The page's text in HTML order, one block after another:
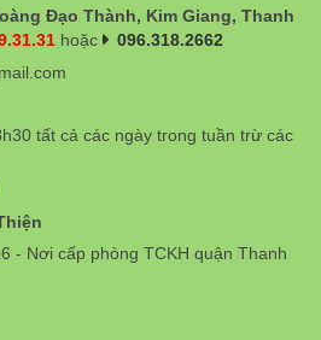
Đạo Thành, Kim Giang, Thanh
hoặc
096.318.2662
tất cả các ngày trong tuần trừ các
- Nơi cấp phòng TCKH quận Thanh